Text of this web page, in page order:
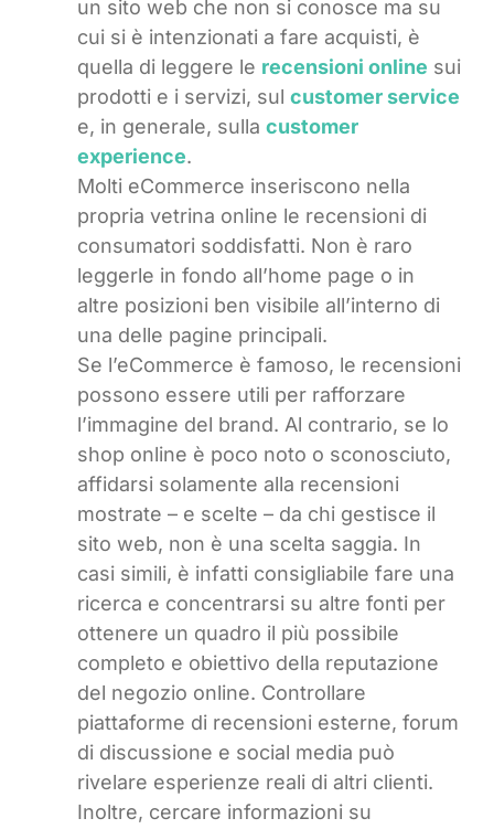
un sito web che non si conosce ma su
cui si è intenzionati a fare acquisti, è
quella di leggere le recensioni online sui
prodotti e i servizi, sul customer service
e, in generale, sulla customer
experience.
Molti eCommerce inseriscono nella
propria vetrina online le recensioni di
consumatori soddisfatti. Non è raro
leggerle in fondo all’home page o in
altre posizioni ben visibile all’interno di
una delle pagine principali.
Se l’eCommerce è famoso, le recensioni
possono essere utili per rafforzare
l’immagine del brand. Al contrario, se lo
shop online è poco noto o sconosciuto,
affidarsi solamente alla recensioni
mostrate – e scelte – da chi gestisce il
sito web, non è una scelta saggia. In
casi simili, è infatti consigliabile fare una
ricerca e concentrarsi su altre fonti per
ottenere un quadro il più possibile
completo e obiettivo della reputazione
del negozio online. Controllare
piattaforme di recensioni esterne, forum
di discussione e social media può
rivelare esperienze reali di altri clienti.
Inoltre, cercare informazioni su